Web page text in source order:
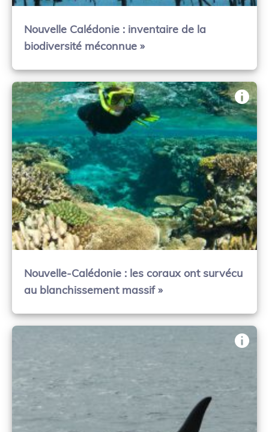
Nouvelle Calédonie : inventaire de la
biodiversité méconnue »
Nouvelle-Calédonie : les coraux ont survécu
au blanchissement massif »